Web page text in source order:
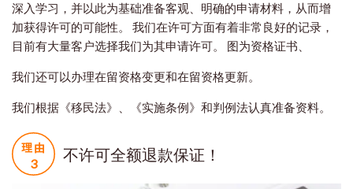
深入学习，并以此为基础准备客观、明确的申请材料，从而增
加获得许可的可能性。 我们在许可方面有着非常良好的记录，
目前有大量客户选择我们为其申请许可。 图为资格证书、
我们还可以办理在留资格变更和在留资格更新。
我们根据《移民法》、《实施条例》和判例法认真准备资料。
不许可全额退款保证！